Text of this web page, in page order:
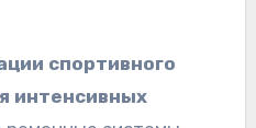
интенсивных